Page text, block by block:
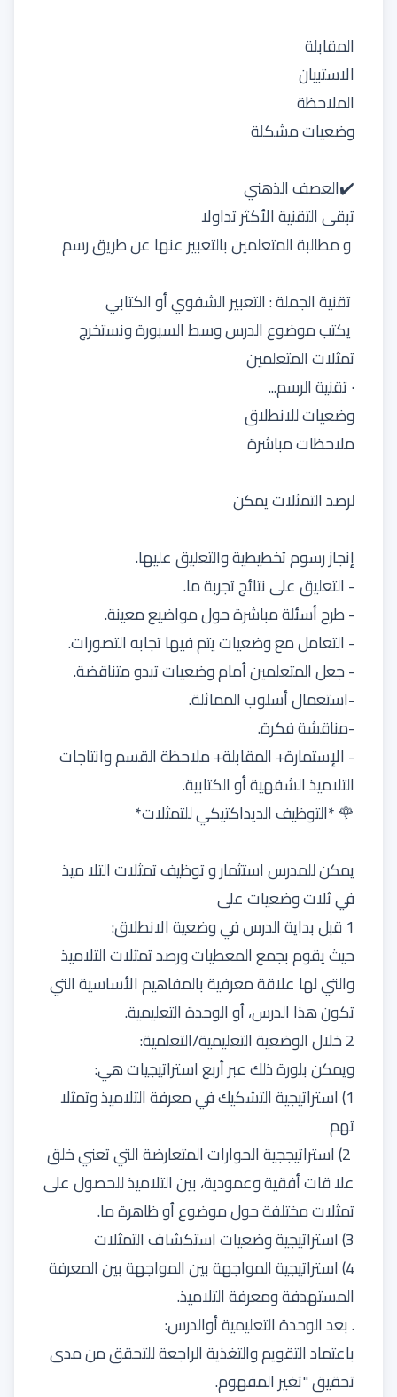
المقابلة
الاستبيان
الملاحظة
وضعيات مشكلة
✔️العصف الذهني
تبقى التقنية الأكثر تداولا
و مطالبة المتعلمين بالتعبير عنها عن طريق رسم
تقنية الجملة : التعبير الشفوي أو الكتابي
يكتب موضوع الدرس وسط السبورة ونستخرج
تمثلات المتعلمين
· تقنية الرسم...
وضعيات للانطلاق
ملاحظات مباشرة
لرصد التمثلات يمكن
إنجاز رسوم تخطيطية والتعليق عليها.
- التعليق على نتائج تجربة ما.
- طرح أسئلة مباشرة حول مواضيع معينة.
- التعامل مع وضعيات يتم فيها تجابه التصورات.
- جعل المتعلمين أمام وضعيات تبدو متناقضة.
-استعمال أسلوب المماثلة.
-مناقشة فكرة.
- الإستمارة+ المقابلة+ ملاحظة القسم وانتاجات
التلاميذ الشفهية أو الكتابية.
🌹 *التوظيف الديداكتيكي للتمثلات*
يمكن للمدرس استثمار و توظيف تمثلات التلا ميذ
في ثلات وضعيات على
1 قبل بداية الدرس في وضعية الانطلاق:
حيث يقوم بجمع المعطيات ورصد تمثلات التلاميذ
والتي لها علاقة معرفية بالمفاهيم الأساسية التي
تكون هذا الدرس، أو الوحدة التعليمية.
2 خلال الوضعية التعليمية/التعلمية:
ويمكن بلورة ذلك عبر أربع استراتيجيات هي:
1) استراتيجية التشكيك في معرفة التلاميذ وتمثلا
تهم
2) استراتيججية الحوارات المتعارضة التي تعني خلق
علا قات أفقية وعمودية، بين التلاميذ للحصول على
تمثلات مختلفة حول موضوع أو ظاهرة ما.
3) استراتيجية وضعيات استكشاف التمثلات
4) استراتيجية المواجهة بين المواجهة بين المعرفة
المستهدفة ومعرفة التلاميذ.
. بعد الوحدة التعليمية أوالدرس:
باعتماد التقويم والتغذية الراجعة للتحقق من مدى
تحقيق "تغير المفهوم.